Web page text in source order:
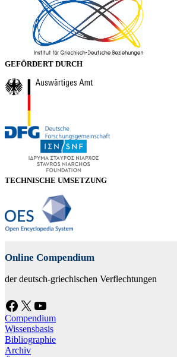
GEFÖRDERT DURCH
TECHNISCHE UMSETZUNG
Online Compendium
der deutsch-griechischen Verflechtungen
Facebook X YouTube
Compendium
Wissensbasis
Bibliographie
Archiv